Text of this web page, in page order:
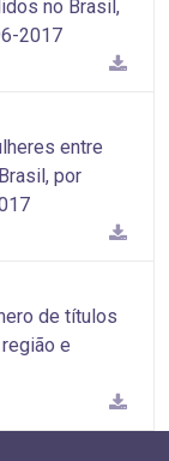
no Brasil,
2017
entre
por
de títulos
e